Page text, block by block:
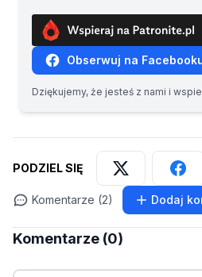
Obserwuj na
Dziękujemy, że jesteś z nami i
PODZIEL SIĘ
Komentarze (2) Dodaj
Komentarze (0)